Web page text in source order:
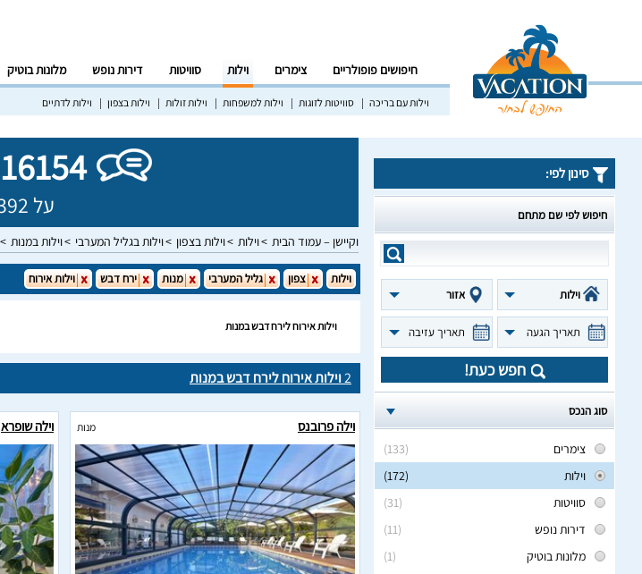
חיפושים פופולריים צימרים וילות סוויטות דירות נופש מלונות בוטיק
וילות עם בריכה סוויטות לזוגות וילות למשפחות וילות זולות וילות בצפון וילות לדתיים
16154 חוות דעת מאומתות!
על 392 מקומות אירוח שונים בישראל
וקיישן – עמוד הבית וילות וילות בצפון וילות בגליל המערבי וילות במנות
סינון לפי:
חיפוש לפי שם מתחם
וילות אזור
תאריך הגעה תאריך עזיבה
חפש כעת!
סוג הנכס
(133)
צימרים
(172)
וילות
(31)
סוויטות
(11)
דירות נופש
(1)
מלונות בוטיק
וילות צפון גליל המערבי מנות ירח דבש וילות אירוח
וילות אירוח לירח דבש במנות
2וילות אירוח לירח דבש במנות
וילה פרובנס מנות וילה שופרא